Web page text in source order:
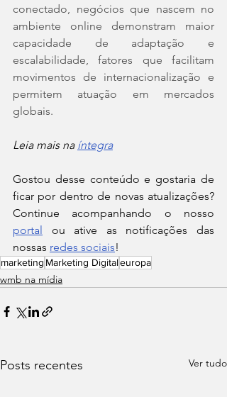
conectado, negócios que nascem no
ambiente online demonstram maior
capacidade de adaptação e
escalabilidade, fatores que facilitam
movimentos de internacionalização e
permitem atuação em mercados
globais.
Leia mais na íntegra
Gostou desse conteúdo e gostaria de
ficar por dentro de novas atualizações?
portal
ou ative as notificações das
nossas redes sociais!
marketing Marketing Digitaleuropa
wmb na mídia
Posts recentes Ver tudo